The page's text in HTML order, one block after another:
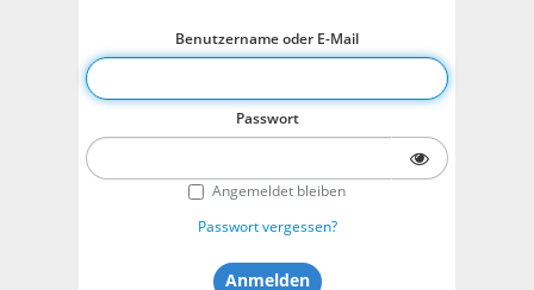
Benutzername oder E-Mail
Passwort
Angemeldet bleiben
Passwort vergessen?